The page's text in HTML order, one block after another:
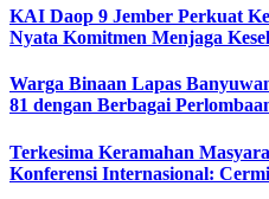
KAI Daop 9 Jember Perkuat
Nyata Komitmen Menjaga
Warga Binaan Lapas
81 dengan Berbagai
Terkesima Keramahan
Konferensi Internasional: